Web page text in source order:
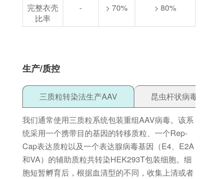
完整衣壳
比率
- > 70% > 80%
生产/质控
三质粒转染法生产AAV 昆虫杆状病毒生产
我们通常使用三质粒系统包装重组AAV病毒。该系
统采用一个携带目的基因的转移质粒、一个Rep-
Cap表达质粒以及一个表达腺病毒基因（E4、E2A
和VA）的辅助质粒共转染HEK293T包装细胞。细
胞短暂孵育后，根据血清型的不同，收集上清或者